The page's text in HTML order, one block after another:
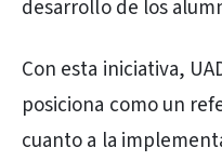
desarrollo de los
Con esta iniciativa,
posiciona como un
cuanto a la